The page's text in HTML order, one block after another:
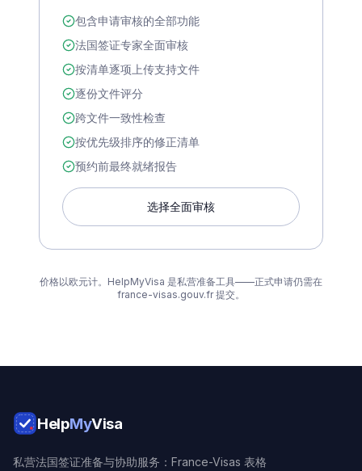
包含申请审核的全部功能
法国签证专家全面审核
按清单逐项上传支持文件
逐份文件评分
跨文件一致性检查
按优先级排序的修正清单
预约前最终就绪报告
选择全面审核
价格以欧元计。HelpMyVisa 是私营准备工具——正式申请仍需在
france-visas.gouv.fr 提交。
HelpMyVisa
私营法国签证准备与协助服务：France-Visas 表格